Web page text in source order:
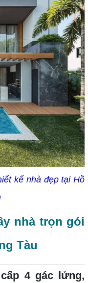
kế nhà đẹp tại Hồ
nhà trọn gói
Tàu
4 gác lửng,